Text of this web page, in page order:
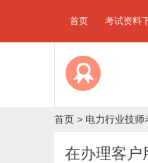
首页 考试资料
首页 > 电力行业技师
在办理客户